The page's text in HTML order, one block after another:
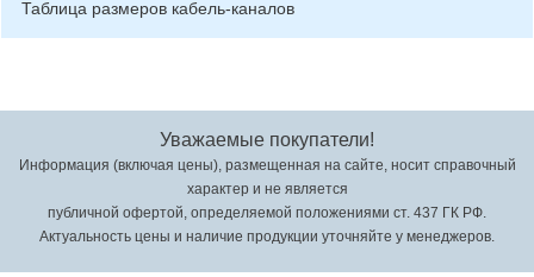
Таблица размеров кабель-каналов
Уважаемые покупатели!
Информация (включая цены), размещенная на сайте, носит справочный
характер и не является
публичной офертой, определяемой положениями ст. 437 ГК РФ.
Актуальность цены и наличие продукции уточняйте у менеджеров.